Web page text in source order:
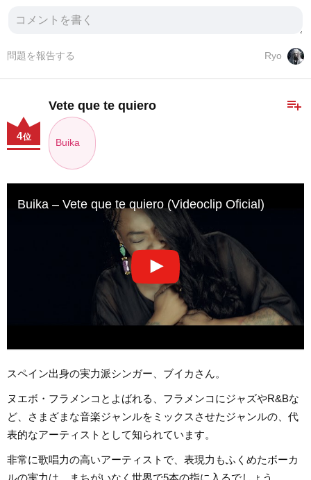
Ryo
問題を報告する
playlist_add
Vete que te quiero
Buika
4位
Buika – Vete que te quiero (Videoclip Oficial)
スペイン出身の実力派シンガー、ブイカさん。
ヌエボ・フラメンコとよばれる、フラメンコにジャズやR&Bな
ど、さまざまな音楽ジャンルをミックスさせたジャンルの、代
表的なアーティストとして知られています。
非常に歌唱力の高いアーティストで、表現力もふくめたボーカ
ルの実力は、まちがいなく世界で5本の指に入るでしょう。